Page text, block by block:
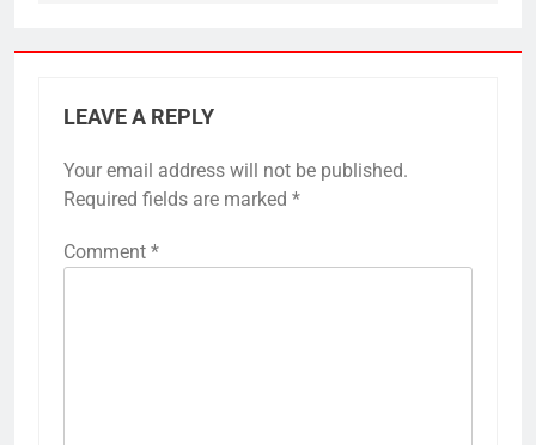
LEAVE A REPLY
Your email address will not be published.
Required fields are marked *
Comment *